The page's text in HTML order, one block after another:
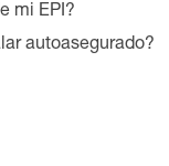
mi EPI?
autoasegurado?